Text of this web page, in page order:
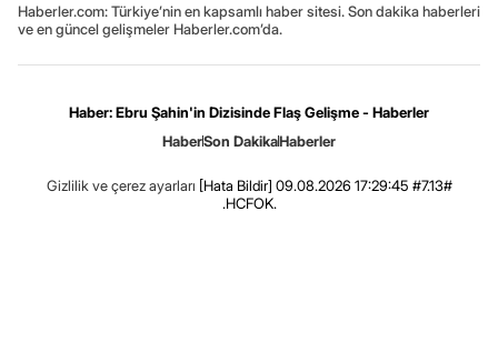
Haberler.com: Türkiye’nin en kapsamlı haber sitesi. Son dakika haberleri
ve en güncel gelişmeler Haberler.com’da.
Haber: Ebru Şahin'in Dizisinde Flaş Gelişme - Haberler
HaberSon DakikaHaberler
Gizlilik ve çerez ayarları [Hata Bildir] 09.08.2026 17:29:45 #7.13#
.HCFOK.